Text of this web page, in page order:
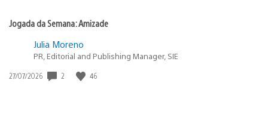
Jogada da Semana: Amizade
Julia Moreno
PR, Editorial and Publishing Manager, SIE
Data
27/07/2026 2 46